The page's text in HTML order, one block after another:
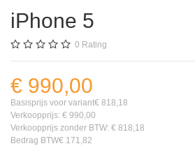
iPhone 5
0 Rating
€ 990,00
Basisprijs voor variant€ 818,18
Verkoopprijs: € 990,00
Verkoopprijs zonder BTW: € 818,18
Bedrag BTW€ 171,82